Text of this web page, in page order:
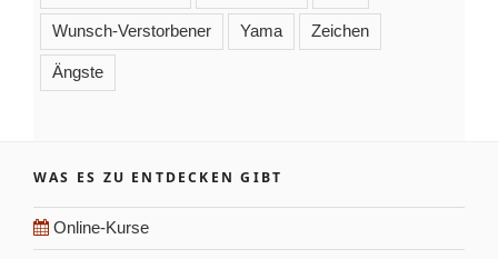
Wunsch-Verstorbener Yama Zeichen
Ängste
WAS ES ZU ENTDECKEN GIBT
Online-Kurse